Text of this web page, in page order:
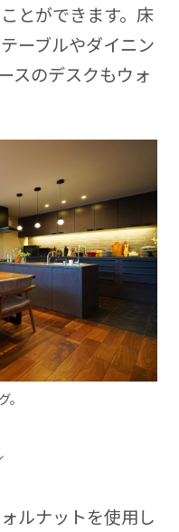
とができます。床
ーブルやダイニン
スのデスクもウォ
ルナットを使用し